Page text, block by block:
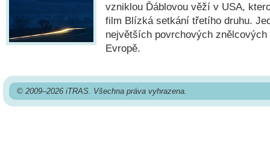
vzniklou Ďáblovou věží v USA,
film Blízká setkání třetího druhu.
největších povrchových
Evropě.
© 2009–2026 iTRAS. Všechna práva vyhrazena.